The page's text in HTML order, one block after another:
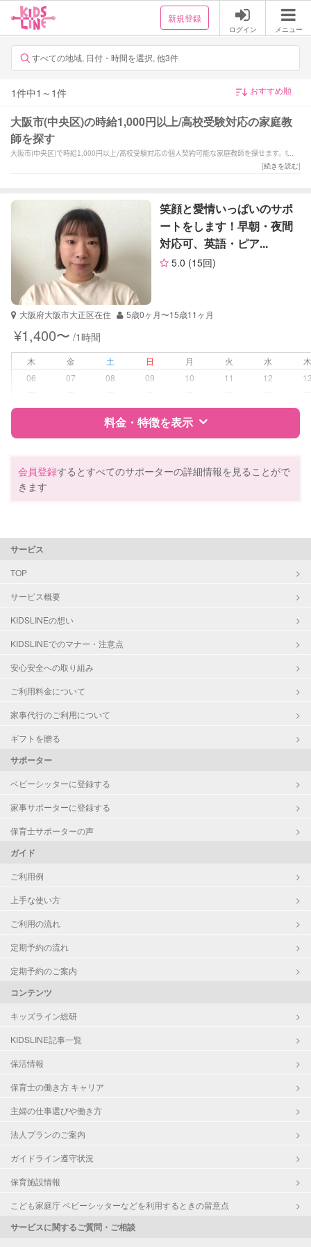
新規登録
ログイン メニュー
すべての地域, 日付・時間を選択, 他3件
1件中1 ～ 1件
大阪市(中央区)の時給1,000円以上/高校受験対応の家庭教
師を探す
大阪市(中央区)で時給1,000円以上/高校受験対応の個人契約可能な家庭教師を探せます。幅広
[続きを読む]
笑顔と愛情いっぱいのサポ
ートをします！早朝・夜間
対応可、英語・ピア...
5.0 (15回)
大阪府大阪市大正区在住 5歳0ヶ月〜15歳11ヶ月
¥1,400〜 /1時間
木 金 土 日 月 火 水
06
07 08 09 10 11 12
料金・特徴を表示
資格 自治体届出済ベビーシッター
受験対策
学校/塾の補習・宿題
対応科目
会員登録するとすべてのサポーターの詳細情報を見ることがで
きます
サービス
TOP
サービス概要
KIDSLINEの想い
KIDSLINEでのマナー・注意点
安心安全への取り組み
ご利用料金について
家事代行のご利用について
ギフトを贈る
サポーター
ベビーシッターに登録する
家事サポーターに登録する
保育士サポーターの声
ガイド
ご利用例
上手な使い方
ご利用の流れ
定期予約の流れ
定期予約のご案内
コンテンツ
キッズライン総研
KIDSLINE記事一覧
保活情報
保育士の働き方 キャリア
主婦の仕事選びや働き方
法人プランのご案内
ガイドライン遵守状況
保育施設情報
こども家庭庁 ベビーシッターなどを利用するときの留意点
サービスに関するご質問・ご相談